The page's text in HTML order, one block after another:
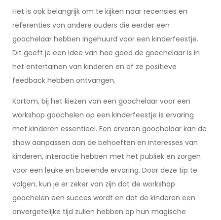
Het is ook belangrijk om te kijken naar recensies en
referenties van andere ouders die eerder een
goochelaar hebben ingehuurd voor een kinderfeestje.
Dit geeft je een idee van hoe goed de goochelaar is in
het entertainen van kinderen en of ze positieve
feedback hebben ontvangen.
Kortom, bij het kiezen van een goochelaar voor een
workshop goochelen op een kinderfeestje is ervaring
met kinderen essentieel. Een ervaren goochelaar kan de
show aanpassen aan de behoeften en interesses van
kinderen, interactie hebben met het publiek en zorgen
voor een leuke en boeiende ervaring. Door deze tip te
volgen, kun je er zeker van zijn dat de workshop
goochelen een succes wordt en dat de kinderen een
onvergetelijke tijd zullen hebben op hun magische